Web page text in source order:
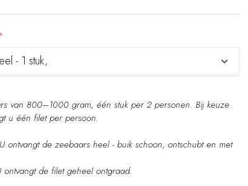
van 800–1000 gram, één stuk per 2 personen. Bij keuze
u één filet per persoon.
ontvangt de zeebaars heel - buik schoon, ontschubt en met
ontvangt de filet geheel ontgraad.